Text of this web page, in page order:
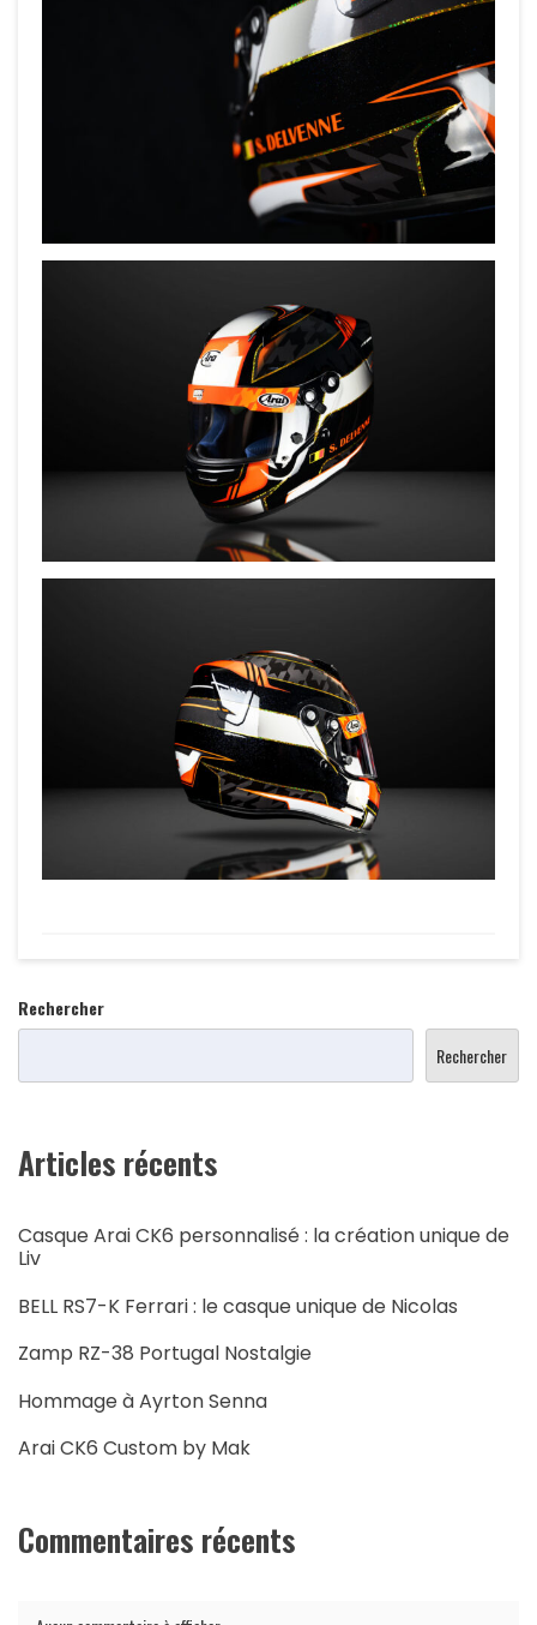
Rechercher
Rechercher
Articles récents
Casque Arai CK6 personnalisé : la création unique de
Liv
BELL RS7-K Ferrari : le casque unique de Nicolas
Zamp RZ-38 Portugal Nostalgie
Hommage à Ayrton Senna
Arai CK6 Custom by Mak
Commentaires récents